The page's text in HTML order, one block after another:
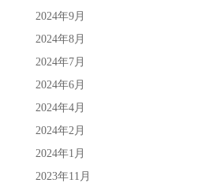
2024年9月
2024年8月
2024年7月
2024年6月
2024年4月
2024年2月
2024年1月
2023年11月